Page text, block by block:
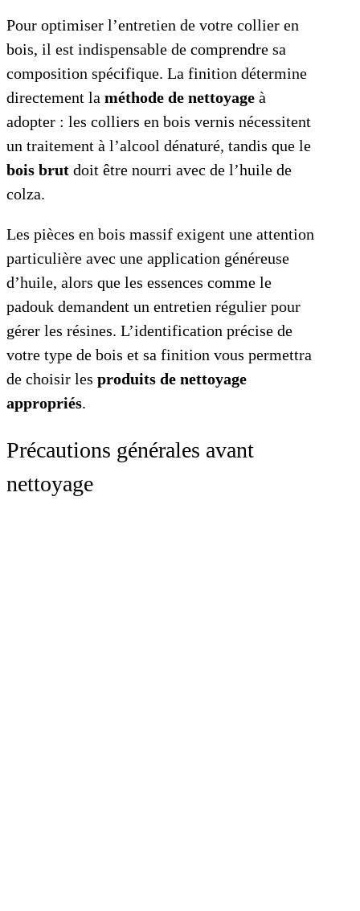
Pour optimiser l’entretien de votre collier en
bois, il est indispensable de comprendre sa
composition spécifique. La finition détermine
directement la méthode de nettoyage à
adopter : les colliers en bois vernis nécessitent
un traitement à l’alcool dénaturé, tandis que le
bois brut doit être nourri avec de l’huile de
colza.
Les pièces en bois massif exigent une attention
particulière avec une application généreuse
d’huile, alors que les essences comme le
padouk demandent un entretien régulier pour
gérer les résines. L’identification précise de
votre type de bois et sa finition vous permettra
de choisir les produits de nettoyage
appropriés.
Précautions générales avant
nettoyage